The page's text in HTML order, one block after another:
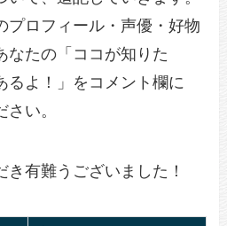
プロフィール・声優・好物
なたの「ココが知りた
るよ！」をコメント欄に
い。
有難うございました！